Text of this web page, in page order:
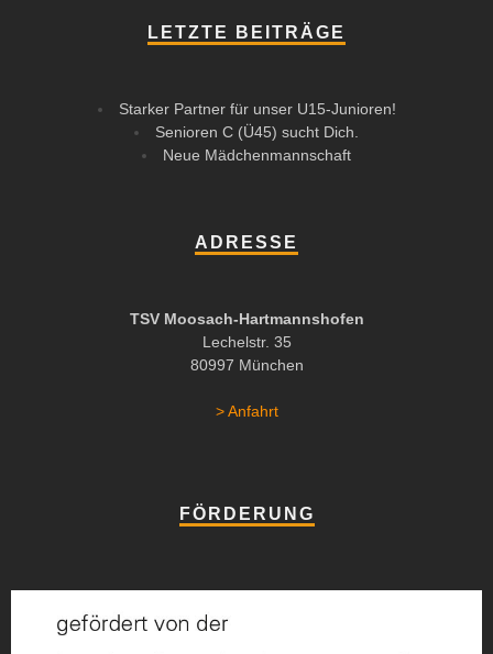
LETZTE BEITRÄGE
Starker Partner für unser U15-Junioren!
Senioren C (Ü45) sucht Dich.
Neue Mädchenmannschaft
ADRESSE
TSV Moosach-Hartmannshofen
Lechelstr. 35
80997 München
> Anfahrt
FÖRDERUNG